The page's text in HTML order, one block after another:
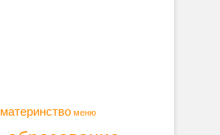
материнство меню